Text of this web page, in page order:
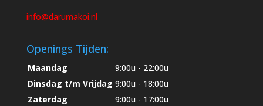
info@darumakoi.nl
Openings Tijden:
Maandag
9:00u - 22:00u
Dinsdag t/m Vrijdag 9:00u - 18:00u
Zaterdag
9:00u - 17:00u